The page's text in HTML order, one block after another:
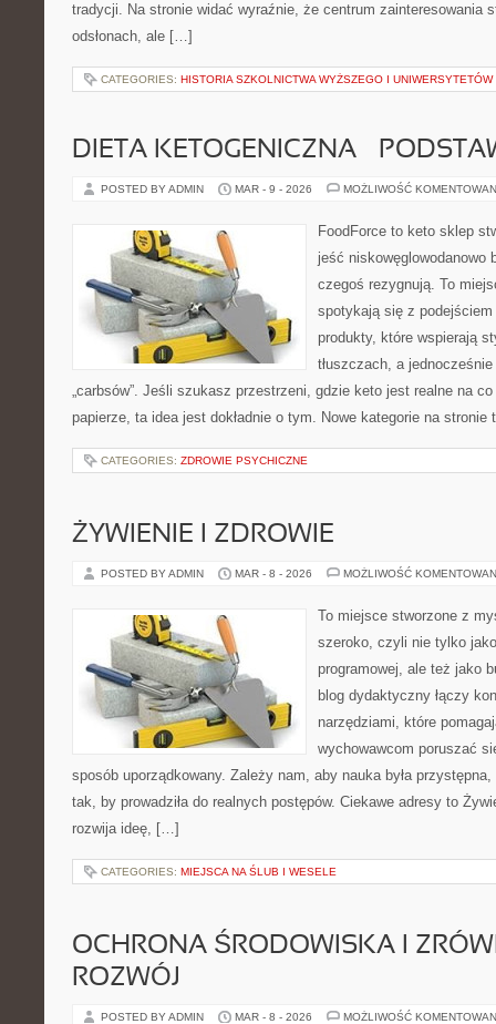
tradycji. Na stronie widać wyraźnie, że centrum zainteresowania
odsłonach, ale […]
CATEGORIES: HISTORIA SZKOLNICTWA WYŻSZEGO I UNIWERSYTETÓW
DIETA KETOGENICZNA –
POSTED BY ADMIN MAR - 9 - 2026 MOŻLIWOŚĆ
FoodForce to keto sklep
jeść niskowęglowodanowo
czegoś rezygnują. To
spotykają się z
produkty, które wspierają
tłuszczach, a
„carbsów”. Jeśli szukasz przestrzeni, gdzie keto jest realne na
papierze, ta idea jest dokładnie o tym. Nowe kategorie na
CATEGORIES: ZDROWIE PSYCHICZNE
ŻYWIENIE I ZDROWIE
POSTED BY ADMIN MAR - 8 - 2026 MOŻLIWOŚĆ
To miejsce stworzone z
szeroko, czyli nie tylko
programowej, ale też jako
blog dydaktyczny łączy
narzędziami, które
wychowawcom poruszać
sposób uporządkowany. Zależy nam, aby nauka była
tak, by prowadziła do realnych postępów. Ciekawe adresy to
rozwija ideę, […]
CATEGORIES: MIEJSCA NA ŚLUB I WESELE
OCHRONA ŚRODOWISKA I
ROZWÓJ
POSTED BY ADMIN MAR - 8 - 2026 MOŻLIWOŚĆ